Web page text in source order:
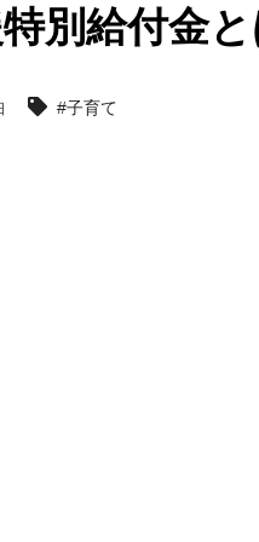
別給付金
#子育て